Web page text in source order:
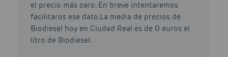
el precio más caro. En breve intentaremos
facilitaros ese dato.La media de precios de
Biodiesel hoy en Ciudad Real es de 0 euros el
litro de Biodiesel.